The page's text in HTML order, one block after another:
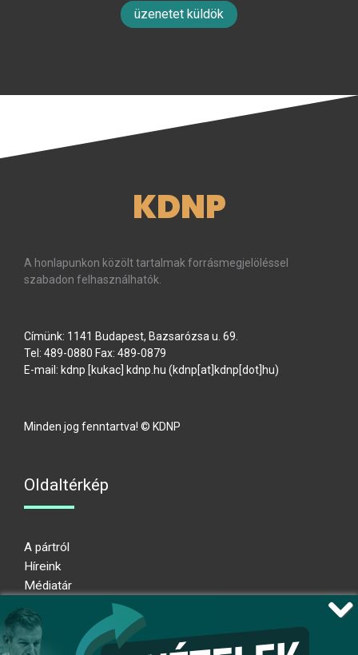
üzenetet küldök
KDNP
A honlapunkon közölt tartalmak forrásmegjelöléssel
szabadon felhasználhatók.
Címünk: 1141 Budapest, Bazsarózsa u. 69.
Tel: 489-0880 Fax: 489-0879
E-mail: kdnp [kukac] kdnp.hu (kdnp[at]kdnp[dot]hu)
Minden jog fenntartva! © KDNP
Oldaltérkép
A pártról
Híreink
Médiatár
Adatkezelési nyilatkozat
Átláthatósági nyilatkozat